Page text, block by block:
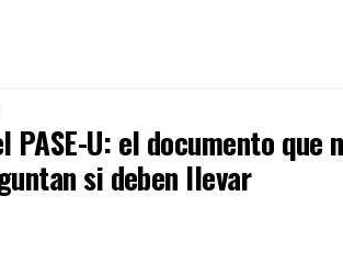
PASE-U: el documento que
si deben llevar